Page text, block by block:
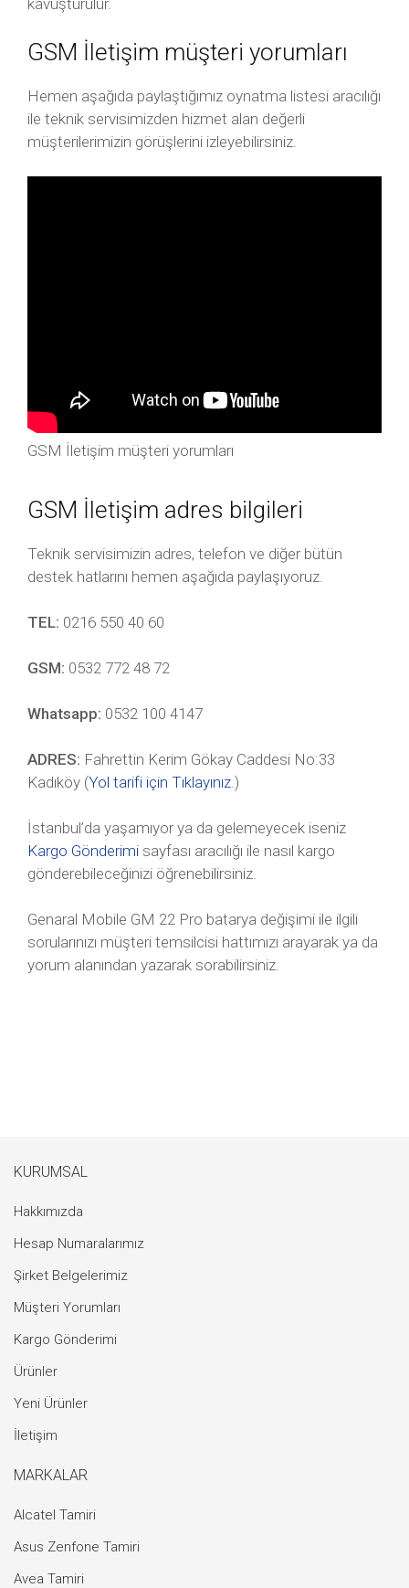
kavuşturulur.
GSM İletişim müşteri yorumları
Hemen aşağıda paylaştığımız oynatma listesi aracılığı
ile teknik servisimizden hizmet alan değerli
müşterilerimizin görüşlerini izleyebilirsiniz.
GSM İletişim müşteri yorumları
GSM İletişim adres bilgileri
Teknik servisimizin adres, telefon ve diğer bütün
destek hatlarını hemen aşağıda paylaşıyoruz.
TEL: 0216 550 40 60
GSM: 0532 772 48 72
Whatsapp: 0532 100 4147
ADRES: Fahrettin Kerim Gökay Caddesi No:33
Kadıköy (Yol tarifi için Tıklayınız.)
İstanbul’da yaşamıyor ya da gelemeyecek iseniz
Kargo Gönderimi sayfası aracılığı ile nasıl kargo
gönderebileceğinizi öğrenebilirsiniz.
Genaral Mobile GM 22 Pro batarya değişimi ile ilgili
sorularınızı müşteri temsilcisi hattımızı arayarak ya da
yorum alanından yazarak sorabilirsiniz.
KURUMSAL
Hakkımızda
Hesap Numaralarımız
Şirket Belgelerimiz
Müşteri Yorumları
Kargo Gönderimi
Ürünler
Yeni Ürünler
İletişim
MARKALAR
Alcatel Tamiri
Asus Zenfone Tamiri
Avea Tamiri